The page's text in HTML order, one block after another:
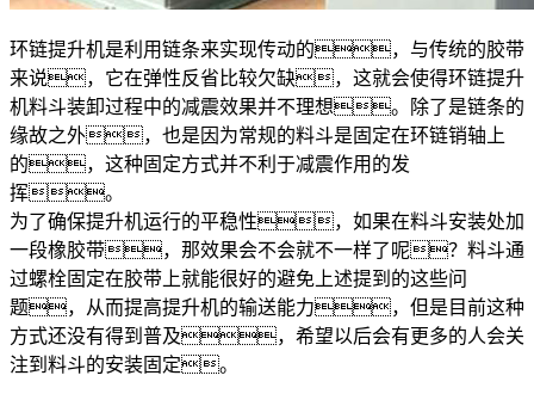
环链提升机是利用链条来实现传动的，与传统的胶带
来说，它在弹性反省比较欠缺，这就会使得环链提升
机料斗装卸过程中的减震效果并不理想。除了是链条的
缘故之外，也是因为常规的料斗是固定在环链销轴上
的，这种固定方式并不利于减震作用的发
挥。
为了确保提升机运行的平稳性，如果在料斗安装处加
一段橡胶带，那效果会不会就不一样了呢？料斗通
过螺栓固定在胶带上就能很好的避免上述提到的这些问
题，从而提高提升机的输送能力，但是目前这种
方式还没有得到普及，希望以后会有更多的人会关
注到料斗的安装固定。